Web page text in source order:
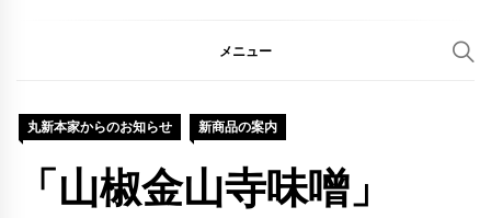
メニュー
丸新本家からのお知らせ 新商品の案内
「山椒金山寺味噌」